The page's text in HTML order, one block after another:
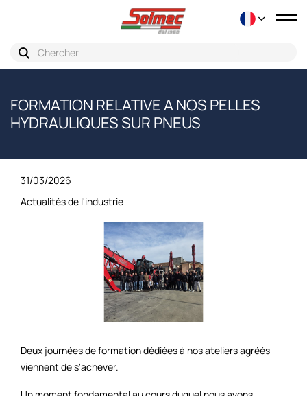
FORMATION RELATIVE A NOS PELLES
HYDRAULIQUES SUR PNEUS
31/03/2026
Actualités de l'industrie
Deux journées de formation dédiées à nos ateliers agréés
viennent de s'achever.